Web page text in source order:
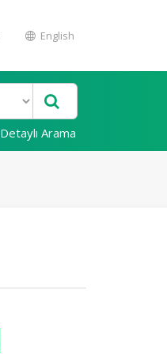
English
Detaylı Arama